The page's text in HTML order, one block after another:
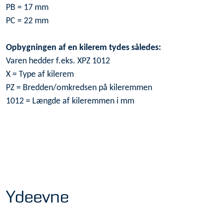
PB = 17 mm
PC = 22 mm
Opbygningen af en kilerem tydes således:
Varen hedder f.eks. XPZ 1012
X = Type af kilerem
PZ = Bredden/omkredsen på kileremmen
1012 = Længde af kileremmen i mm
Ydeevne